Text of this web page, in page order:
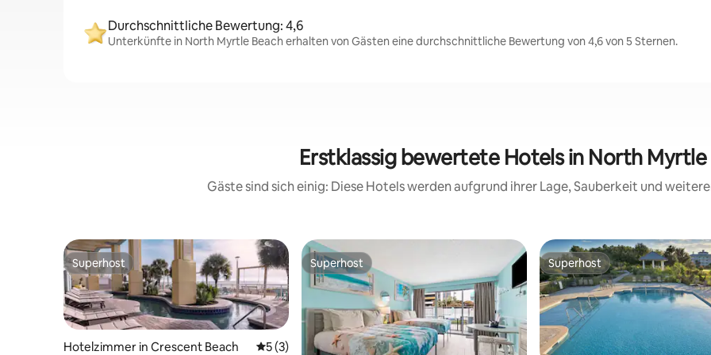
Durchschnittliche Bewertung: 4,6
Unterkünfte in North Myrtle Beach erhalten von Gästen eine durchschnittliche Bewertung von 4,6 von 5 Sternen.
Erstklassig bewertete Hotels in North Myrtle
Gäste sind sich einig: Diese Hotels werden aufgrund ihrer Lage, Sauberkeit und
Superhost
Superhost
Hotelzimmer in Crescent Beach Durchschnittliche Bewertung: 5 von 5, 3 Bewertungen
5 (3)
Superhost
Superhost Superhost
Superhost